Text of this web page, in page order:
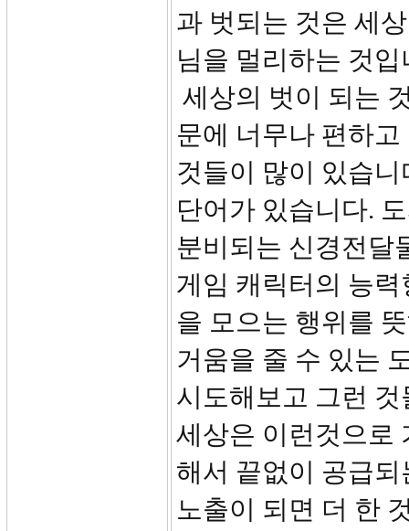
과 벗되는 것은 세
님을 멀리하는 것입
세상의 벗이 되는
문에 너무나 편하
것들이 많이 있습
단어가 있습니다.
분비되는 신경전달
게임 캐릭터의 능
을 모으는 행위를
거움을 줄 수 있는
시도해보고 그런
세상은 이런것으로
해서 끝없이 공급
노출이 되면 더 한